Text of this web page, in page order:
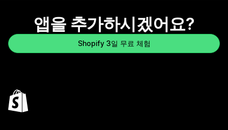
앱을 추가하시겠어요?
Shopify 3일 무료 체험